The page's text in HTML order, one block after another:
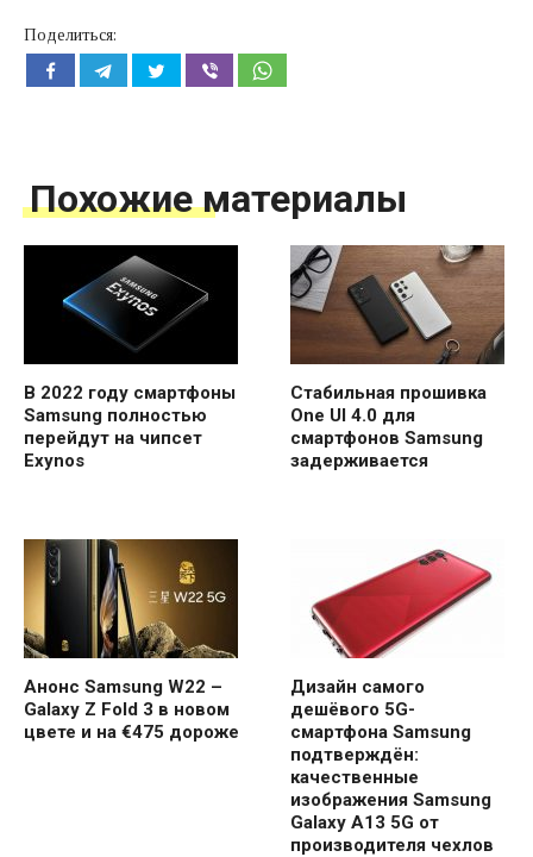
Поделиться:
Похожие материалы
В 2022 году смартфоны
Samsung полностью
перейдут на чипсет
Exynos
Стабильная прошивка
One UI 4.0 для
смартфонов Samsung
задерживается
Анонс Samsung W22 –
Galaxy Z Fold 3 в новом
цвете и на €475 дороже
Дизайн самого
дешёвого 5G-
смартфона Samsung
подтверждён:
качественные
изображения Samsung
Galaxy A13 5G от
производителя чехлов